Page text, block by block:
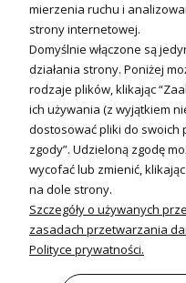
Nagrzewnice i kurtyny
Kuchnia i Wentylacja
Kuchnia
Zlewozmywaki
Baterie kuchenne
Młynki do odpadów
Wentylacja i Informacje
mierzenia ruchu i
strony internetowej.
Domyślnie włączone są
działania strony. Poniżej
rodzaje plików, klikając
ich używania (z wyjątkiem
dostosować pliki do swoich
zgody”. Udzieloną zgodę
wycofać lub zmienić,
na dole strony.
Szczegóły o używanych
zasadach przetwarzania
Polityce prywatności.